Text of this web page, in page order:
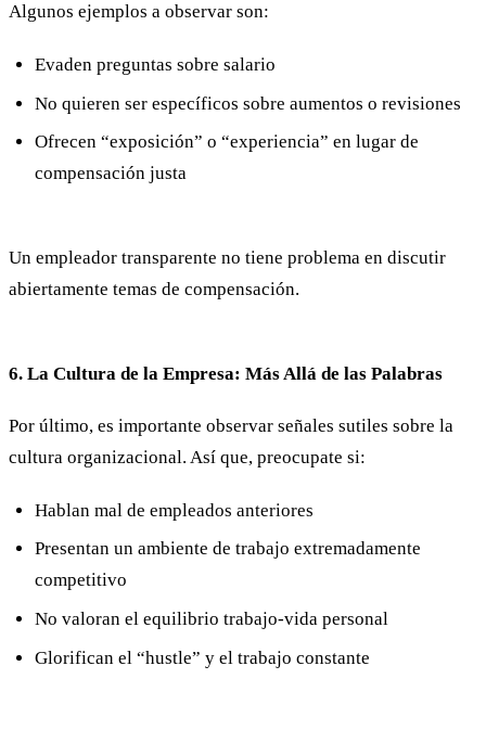
Algunos ejemplos a observar son:
Evaden preguntas sobre salario
No quieren ser específicos sobre aumentos o revisiones
Ofrecen “exposición” o “experiencia” en lugar de
compensación justa
Un empleador transparente no tiene problema en discutir
abiertamente temas de compensación.
6. La Cultura de la Empresa: Más Allá de las Palabras
Por último, es importante observar señales sutiles sobre la
cultura organizacional. Así que, preocupate si:
Hablan mal de empleados anteriores
Presentan un ambiente de trabajo extremadamente
competitivo
No valoran el equilibrio trabajo-vida personal
Glorifican el “hustle” y el trabajo constante